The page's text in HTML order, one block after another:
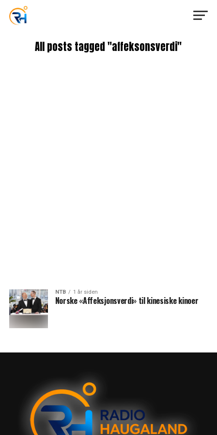
All posts tagged "affeksonsverdi"
NTB 1 år siden
Norske «Affeksjonsverdi» til kinesiske kinoer